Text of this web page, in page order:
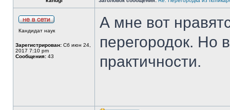
Кандидат наук
Зарегистрирован: Сб июн 24,
2017 7:10 pm
Сообщения: 43
А мне вот
перегородок. Но
практичности.